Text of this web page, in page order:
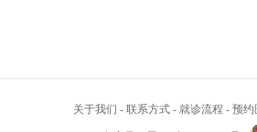
关于我们 - 联系方式 - 就诊流程 - 预约